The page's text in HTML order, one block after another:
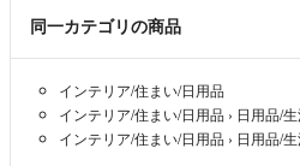
同一カテゴリの商品
インテリア/住まい/日用品
インテリア/住まい/日用品 › 日用品/
インテリア/住まい/日用品 › 日用品/